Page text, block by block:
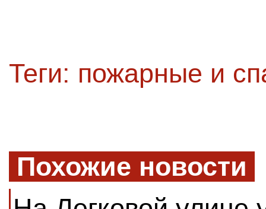
Теги: пожарные и
Похожие новости